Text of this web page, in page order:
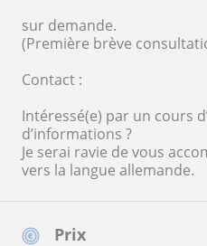
Prix
sur demande.
(Première brève
Contact :
Intéressé(e) par un cours
d’informations ?
Je serai ravie de vous
vers la langue allemande.